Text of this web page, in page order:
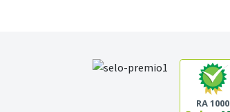
RA 1000